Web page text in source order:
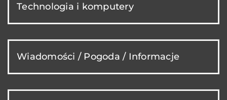
Technologia i komputery
Wiadomości / Pogoda / Informacje